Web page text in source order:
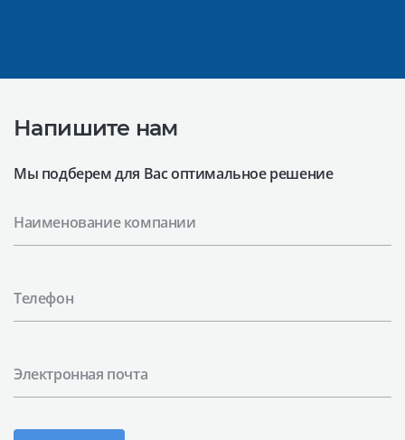
Напишите нам
Мы подберем для Вас оптимальное решение
Наименование компании
Телефон
Электронная почта